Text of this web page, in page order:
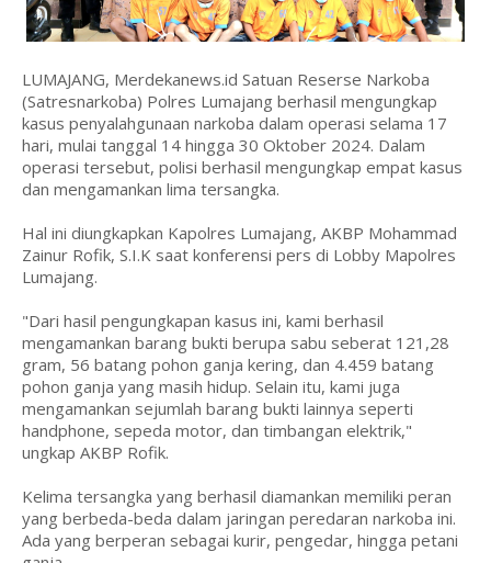
LUMAJANG, Merdekanews.id Satuan Reserse Narkoba
(Satresnarkoba) Polres Lumajang berhasil mengungkap
kasus penyalahgunaan narkoba dalam operasi selama 17
hari, mulai tanggal 14 hingga 30 Oktober 2024. Dalam
operasi tersebut, polisi berhasil mengungkap empat kasus
dan mengamankan lima tersangka.
Hal ini diungkapkan Kapolres Lumajang, AKBP Mohammad
Zainur Rofik, S.I.K saat konferensi pers di Lobby Mapolres
Lumajang.
"Dari hasil pengungkapan kasus ini, kami berhasil
mengamankan barang bukti berupa sabu seberat 121,28
gram, 56 batang pohon ganja kering, dan 4.459 batang
pohon ganja yang masih hidup. Selain itu, kami juga
mengamankan sejumlah barang bukti lainnya seperti
handphone, sepeda motor, dan timbangan elektrik,"
ungkap AKBP Rofik.
Kelima tersangka yang berhasil diamankan memiliki peran
yang berbeda-beda dalam jaringan peredaran narkoba ini.
Ada yang berperan sebagai kurir, pengedar, hingga petani